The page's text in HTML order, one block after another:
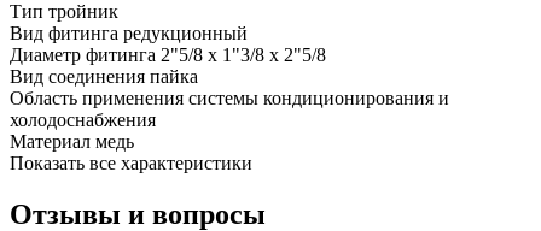
Тип тройник
Вид фитинга редукционный
Диаметр фитинга 2"5/8 х 1"3/8 х 2"5/8
Вид соединения пайка
Область применения системы кондиционирования и
холодоснабжения
Материал медь
Показать все характеристики
Отзывы и вопросы